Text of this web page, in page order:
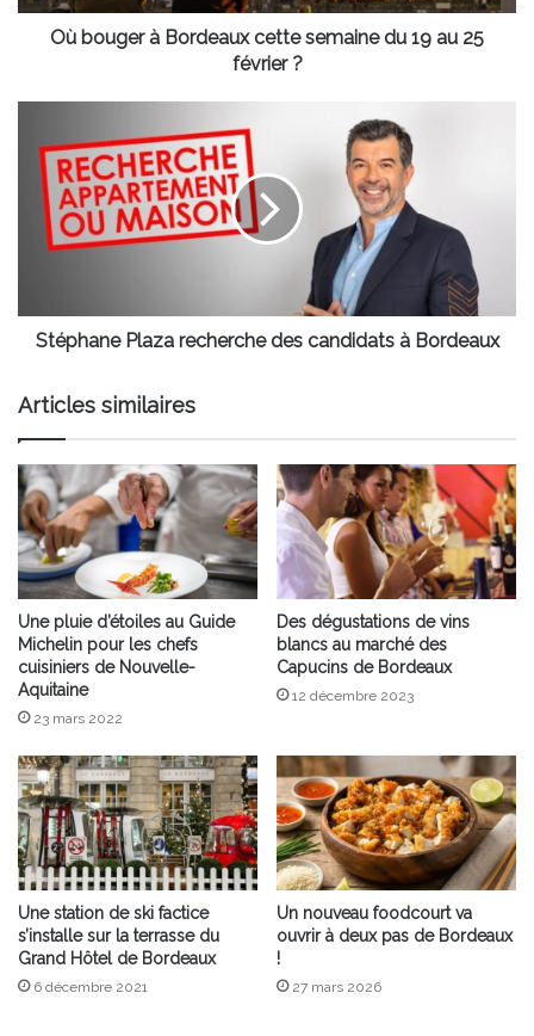
au
Où bouger à Bordeaux cette semaine du 19 au 25
février ?
recherche
des
candidats
Stéphane Plaza recherche des candidats à Bordeaux
Articles similaires
Une pluie d’étoiles au Guide
Michelin pour les chefs
cuisiniers de Nouvelle-
Aquitaine
23 mars 2022
Des dégustations de vins
blancs au marché des
Capucins de Bordeaux
12 décembre 2023
Une station de ski factice
s’installe sur la terrasse du
Grand Hôtel de Bordeaux
6 décembre 2021
Un nouveau foodcourt va
ouvrir à deux pas de Bordeaux
!
27 mars 2026